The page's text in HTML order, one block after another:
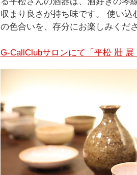
収まり良さが持ち味です。 使い
の色合いを、存分にお楽しみくださ
G-CallClubサロンにて「平松 壯 展